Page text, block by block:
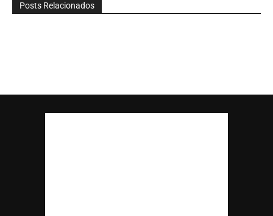
Posts Relacionados